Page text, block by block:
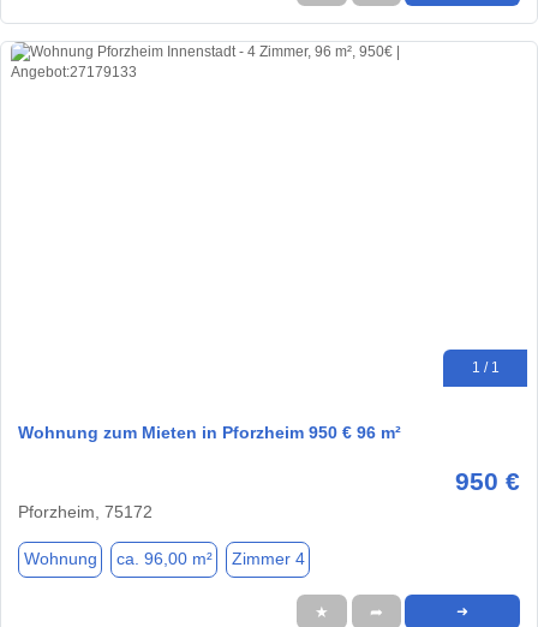
1 / 1
Wohnung zum Mieten in Pforzheim 950 € 96 m²
950 €
Pforzheim, 75172
Wohnung ca. 96,00 m² Zimmer 4
★ ➦ ➜